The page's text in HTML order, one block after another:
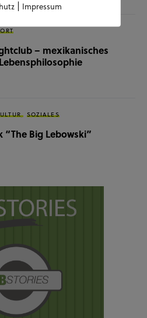
– mexikanisches
SOZIALES
“The Big Lebowski”
| Impressum